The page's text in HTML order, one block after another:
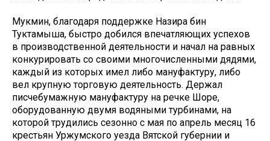
Мукмин, благодаря поддержке Назира бин
Туктамыша, быстро добился впечатляющих успехов
в производственной деятельности и начал на равных
конкурировать со своими многочисленными дядями,
каждый из которых имел либо мануфактуру, либо
вел крупную торговую деятельность. Держал
писчебумажную мануфактуру на речке Шоре,
оборудованную двумя водяными турбинами, на
которой трудились сезонно с мая по апрель месяц 16
крестьян Уржумского уезда Вятской губернии и